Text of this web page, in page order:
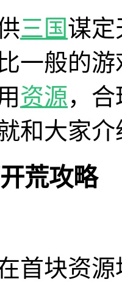
三国谋定
一般的
资源，
和大家
荒攻略
首块资